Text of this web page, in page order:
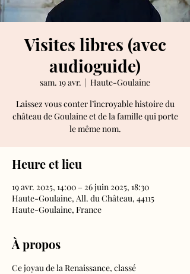
Visites libres (avec
audioguide)
sam. 19 avr.
  |
Haute-Goulaine
Laissez vous conter l’incroyable histoire du
château de Goulaine et de la famille qui porte
le même nom.
Heure et lieu
19 avr. 2025, 14:00 – 26 juin 2025, 18:30
Haute-Goulaine, All. du Château, 44115
Haute-Goulaine, France
À propos
Ce joyau de la Renaissance, classé